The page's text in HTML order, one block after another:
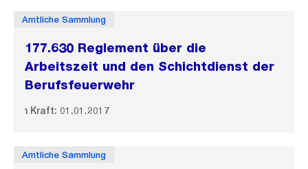
Amtliche Sammlung
177.630 Reglement über die
Arbeitszeit und den Schichtdienst der
Berufsfeuerwehr
In Kraft: 01.01.2017
Amtliche Sammlung